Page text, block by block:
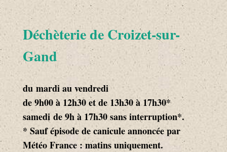
Déchèterie de Croizet-sur-
Gand
du mardi au vendredi
de 9h00 à 12h30 et de 13h30 à 17h30*
samedi de 9h à 17h30 sans interruption*.
* Sauf épisode de canicule annoncée par
Météo France : matins uniquement.